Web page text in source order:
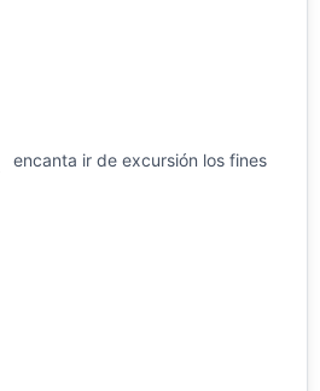
encanta ir de excursión los fines